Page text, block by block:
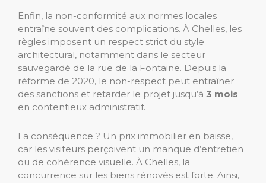
Enfin, la non-conformité aux normes locales
entraîne souvent des complications. À Chelles, les
règles imposent un respect strict du style
architectural, notamment dans le secteur
sauvegardé de la rue de la Fontaine. Depuis la
réforme de 2020, le non-respect peut entraîner
des sanctions et retarder le projet jusqu’à 3 mois
en contentieux administratif.
La conséquence ? Un prix immobilier en baisse,
car les visiteurs perçoivent un manque d’entretien
ou de cohérence visuelle. À Chelles, la
concurrence sur les biens rénovés est forte. Ainsi,